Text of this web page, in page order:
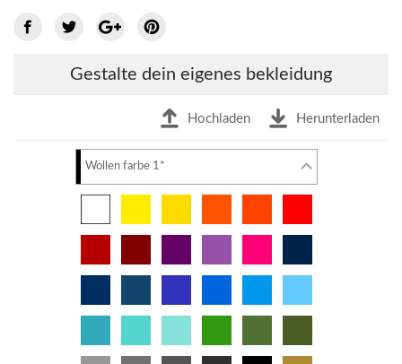
Gestalte dein eigenes bekleidung
Hochladen Herunterladen
Wollen farbe 1*